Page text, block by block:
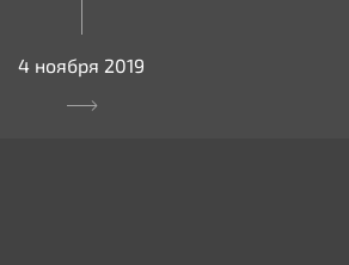
4 ноября 2019